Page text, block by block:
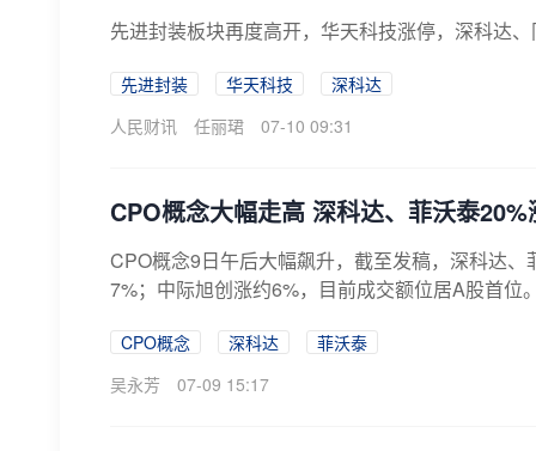
先进封装板块再度高开，华天科技涨停，深科达
先进封装 华天科技
深科达
人民财讯
任丽珺 07-10 09:31
CPO概念大幅走高 深科达、菲沃泰20%
CPO概念9日午后大幅飙升，截至发稿，深科达
7%；中际旭创涨约6%，目前成交额位居A股首
CPO概念 深科达
菲沃泰
吴永芳
07-09 15:17